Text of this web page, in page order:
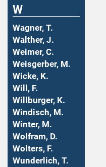
W
Wagner, T.
Walther, J.
Weimer, C.
Weisgerber, M.
Wicke, K.
Will, F.
Willburger, K.
Windisch, M.
Winter, M.
Wolfram, D.
Wolters, F.
Wunderlich, T.